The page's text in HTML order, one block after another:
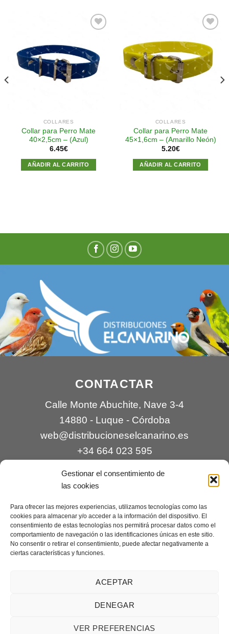
Gestionar el consentimiento de
las cookies
Para ofrecer las mejores experiencias, utilizamos tecnologías como las
cookies para almacenar y/o acceder a la información del dispositivo. El
consentimiento de estas tecnologías nos permitirá procesar datos como el
comportamiento de navegación o las identificaciones únicas en este sitio.
No consentir o retirar el consentimiento, puede afectar negativamente a
ciertas características y funciones.
ACEPTAR
DENEGAR
VER PREFERENCIAS
Añadir
a la
lista de
deseos
COLLARES
Collar para Perro Mate
40×2,5cm – (Azul)
6.45€
AÑADIR AL CARRITO
Añadir
a la
lista de
deseos
COLLARES
Collar para Perro Mate
45×1,6cm – (Amarillo Neón)
5.20€
AÑADIR AL CARRITO
CONTACTAR
Calle Monte Abuchite, Nave 3-4
14880 - Luque - Córdoba
web@distribucioneselcanarino.es
+34 664 023 595
Contacto|Incidencias|Devoluciones |
Condiciones generales
Mantenimiento web a cargo deCreaciones Digitales – mantenimiento web